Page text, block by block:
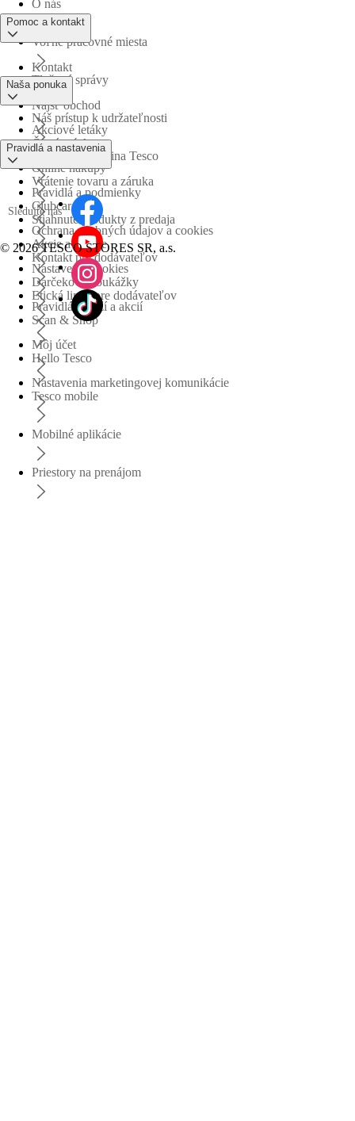
O nás
Voľné pracovné miesta
Tlačové správy
Náš prístup k udržateľnosti
Obchodná skupina Tesco
Pomoc a kontakt
Kontakt
Nájsť obchod
Časté otázky
Vrátenie tovaru a záruka
Stiahnuté produkty z predaja
Kontakt pre dodávateľov
Etická linka pre dodávateľov
Naša ponuka
Akciové letáky
Online nákupy
Clubcard
Akcie a súťaže
Darčekové poukážky
Scan & Shop
Hello Tesco
Tesco mobile
Mobilné aplikácie
Priestory na prenájom
Pravidlá a nastavenia
Pravidlá a podmienky
Ochrana osobných údajov a cookies
Nastavenia cookies
Pravidlá súťaží a akcií
Môj účet
Nastavenia marketingovej komunikácie
Sledujte nás
© 2026 TESCO STORES SR, a.s.